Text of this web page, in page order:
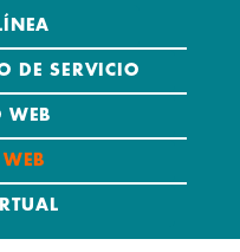
DE SERVICIO
WEB